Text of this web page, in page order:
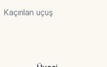
Kaçırılan uçuş